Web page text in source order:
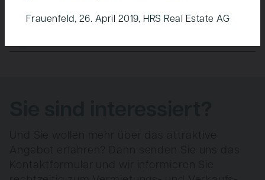
C Reiheneinfamilien­häuser Miete 5.5 Zimmer
D
Frauenfeld, 26. April 2019, HRS Real Estate AG